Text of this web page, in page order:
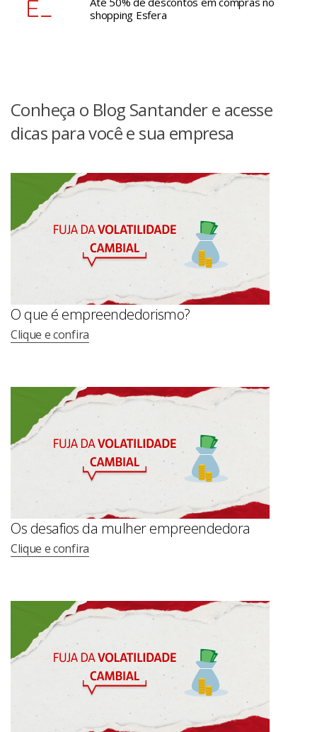
shopping Esfera
Conheça o Blog Santander e acesse
dicas para você e sua empresa
O que é empreendedorismo?
Clique e confira
Os desafios da mulher empreendedora
Clique e confira